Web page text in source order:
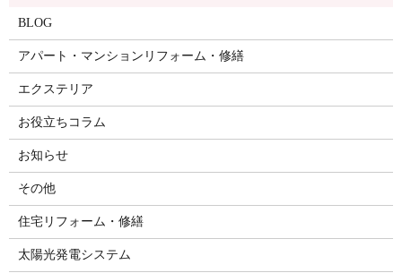
BLOG
アパート・マンションリフォーム・修繕
エクステリア
お役立ちコラム
お知らせ
その他
住宅リフォーム・修繕
太陽光発電システム